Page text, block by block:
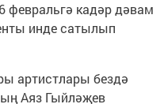
февральгә кадәр дәвам
инде сатылып
артистлары бездә
Аяз Гыйләҗев